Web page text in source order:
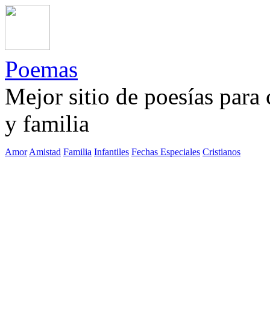
Poemas
Mejor sitio de poesías
y familia
Amor Amistad Familia Infantiles Fechas Especiales Cristianos